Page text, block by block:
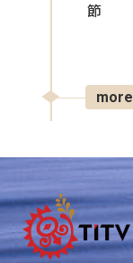
節
more